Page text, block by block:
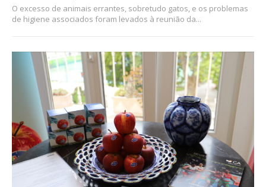
O excesso de animais errantes, sobretudo gatos, e os problemas
de higiene associados foram levados à reunião da...